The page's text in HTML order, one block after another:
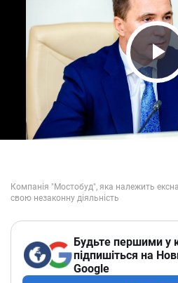
Будьте першими у
підпишіться на
Google